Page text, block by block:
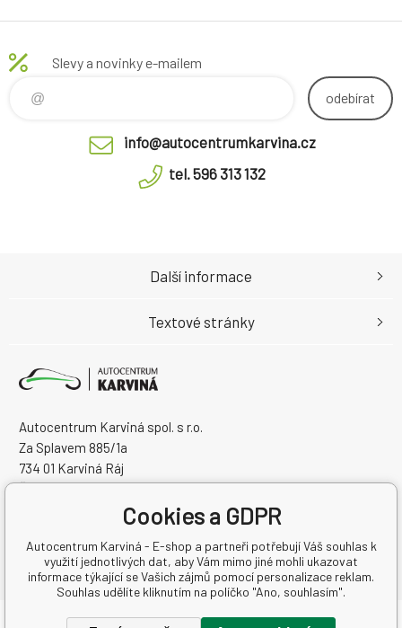
Slevy a novinky e-mailem
odebírat
info@autocentrumkarvina.cz
tel. 596 313 132
Autocentrum Karviná spol. s r.o.
Za Splavem 885/1a
734 01 Karviná Ráj
Česká Republika
Další informace
Textové stránky
Cookies a GDPR
Autocentrum Karviná - E-shop a partneři potřebují Váš souhlas k
využití jednotlivých dat, aby Vám mimo jiné mohli ukazovat
informace týkající se Vašich zájmů pomocí personalizace reklam.
Souhlas udělíte kliknutím na políčko "Ano, souhlasím".